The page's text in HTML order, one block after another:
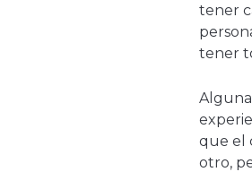
tener
tener
que el
otro,